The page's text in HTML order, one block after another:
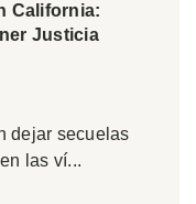
California:
Justicia
dejar secuelas
las ví...